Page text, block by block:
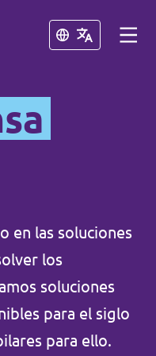
Cerrar
de Volt
Cerrar
en las soluciones
los
soluciones
para el siglo
para ello.